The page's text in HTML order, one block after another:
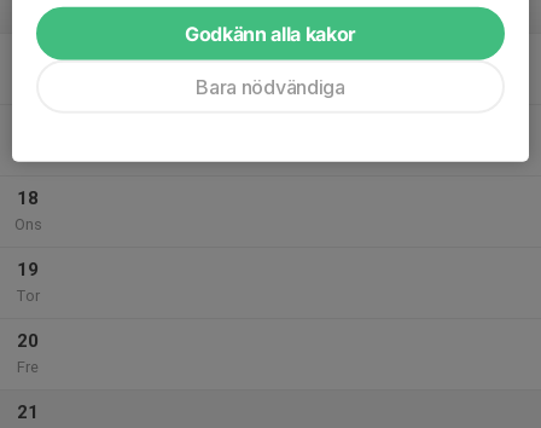
18
Ons
19
Tor
20
Fre
21
Godkänn alla kakor
Bara nödvändiga